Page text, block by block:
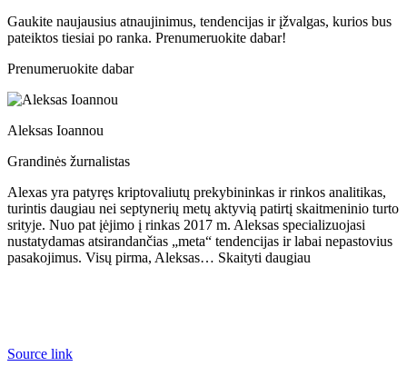
Gaukite naujausius atnaujinimus, tendencijas ir įžvalgas, kurios bus
pateiktos tiesiai po ranka. Prenumeruokite dabar!
Prenumeruokite dabar
Aleksas Ioannou
Grandinės žurnalistas
Alexas yra patyręs kriptovaliutų prekybininkas ir rinkos analitikas,
turintis daugiau nei septynerių metų aktyvią patirtį skaitmeninio turto
srityje. Nuo pat įėjimo į rinkas 2017 m. Aleksas specializuojasi
nustatydamas atsirandančias „meta“ tendencijas ir labai nepastovius
pasakojimus. Visų pirma, Aleksas… Skaityti daugiau
Source link